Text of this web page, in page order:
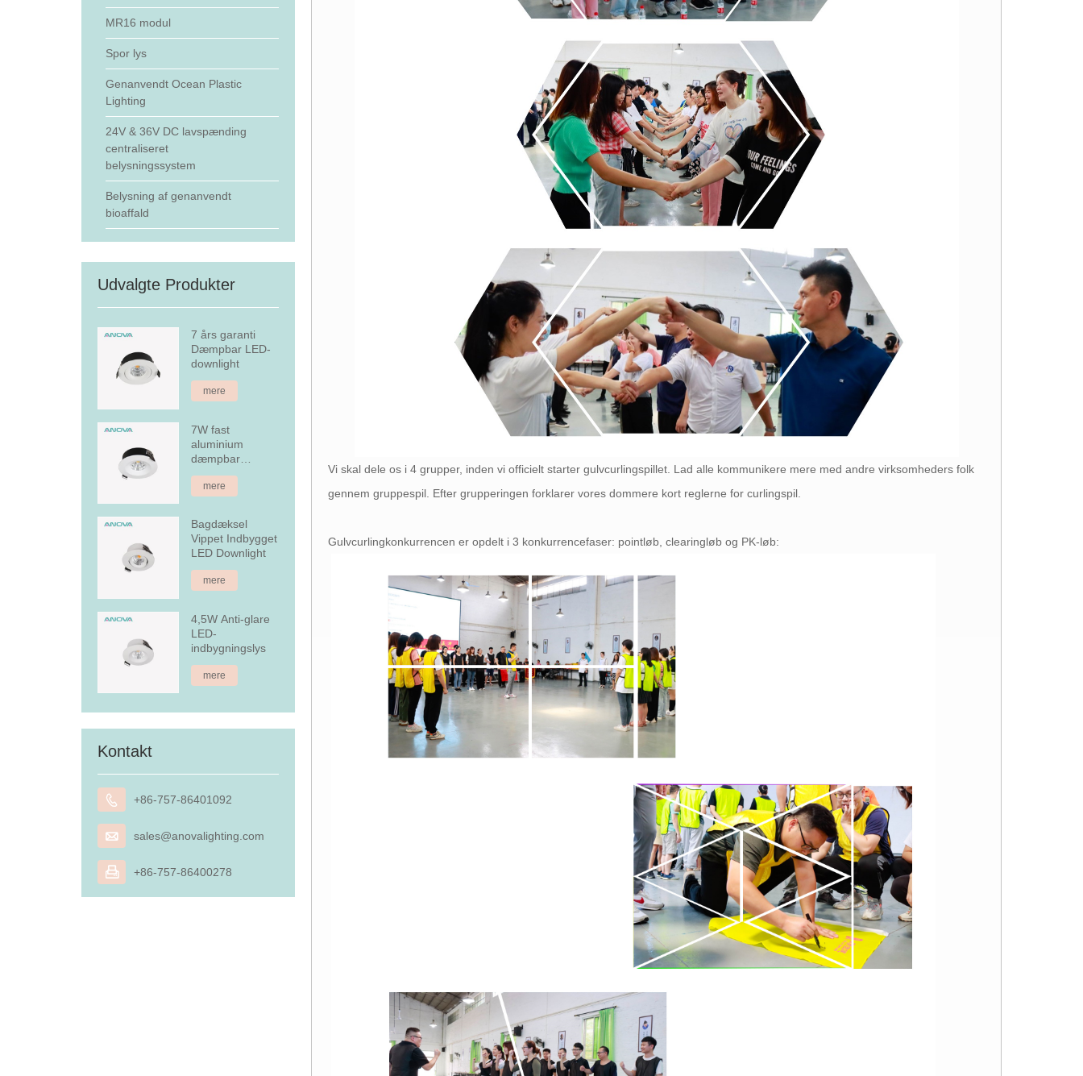
MR16 modul
Spor lys
Genanvendt Ocean Plastic
Lighting
24V & 36V DC lavspænding
centraliseret
belysningssystem
Belysning af genanvendt
bioaffald
Udvalgte Produkter
7 års garanti
Dæmpbar LED-
downlight
mere
7W fast
aluminium
dæmpbar
forsænket LED
downlight
mere
Bagdæksel
Vippet Indbygget
LED Downlight
mere
4,5W Anti-glare
LED-
indbygningslys
mere
Kontakt
 +86-757-86401092
 sales@anovalighting.com
 +86-757-86400278
Vi skal dele os i 4 grupper, inden vi officielt starter gulvcurlingspillet. Lad alle kommunikere mere med andre virksomheders folk
gennem gruppespil. Efter grupperingen forklarer vores dommere kort reglerne for curlingspil.
Gulvcurlingkonkurrencen er opdelt i 3 konkurrencefaser: pointløb, clearingløb og PK-løb: